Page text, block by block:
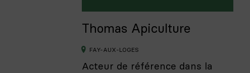
Thomas Apiculture
FAY-AUX-LOGES
Acteur de référence dans la